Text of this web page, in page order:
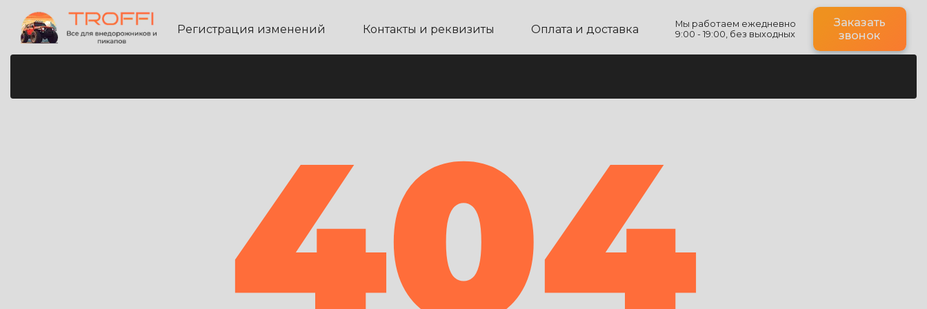
Регистрация изменений Контакты и реквизиты Оплата и доставка
Мы работаем ежедневно
9:00 - 19:00, без выходных
Заказать
звонок
404